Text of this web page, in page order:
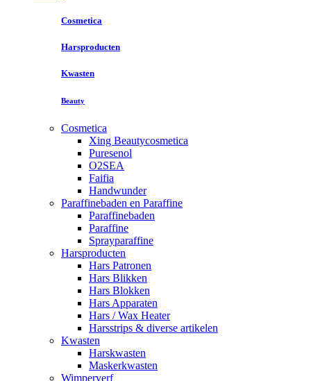
Cosmetica
Harsproducten
Kwasten
Beauty
Cosmetica
Xing Beautycosmetica
Puresenol
O2SEA
Faifia
Handwunder
Paraffinebaden en Paraffine
Paraffinebaden
Paraffine
Sprayparaffine
Harsproducten
Hars Patronen
Hars Blikken
Hars Blokken
Hars Apparaten
Hars / Wax Heater
Harsstrips & diverse artikelen
Kwasten
Harskwasten
Maskerkwasten
Wimperverf